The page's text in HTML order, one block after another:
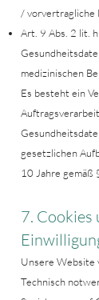
/ vorvertragliche
Art. 9 Abs. 2 lit.
medizinischen
Es besteht ein
gesetzlichen
10 Jahre gemäß
7. Cookies
Unsere Website
Technisch